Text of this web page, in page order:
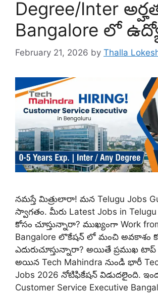
Degree/Inter
Bangalore లో
February 21, 2026 by Thalla
నమస్తే మిత్రులారా! మన Telugu Jobs
స్వాగతం. మీరు Latest Jobs in
కోసం చూస్తున్నారా? ముఖ్యంగా Work
Bangalore లొకేషన్ లో మంచి అవకాశం
ఎదురుచూస్తున్నారా? అయితే ప్రముఖ టాప్
అయిన Tech Mahindra నుండి భారీ
Jobs 2026 నోటిఫికేషన్ విడుదలైంది.
Customer Service Executive